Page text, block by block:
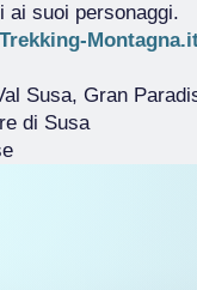
ai suoi personaggi.
Trekking-
Susa, Gran
di Susa